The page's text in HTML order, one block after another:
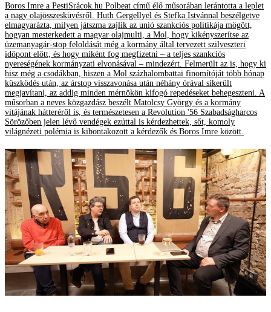
Boros Imre a PestiSrácok.hu Polbeat című élő műsorában lerántotta a leplet
a nagy olajösszesküvésről. Huth Gergellyel és Stefka Istvánnal beszélgetve
elmagyarázta, milyen játszma zajlik az unió szankciós politikája mögött,
hogyan mesterkedett a magyar olajmulti, a Mol, hogy kikényszerítse az
üzemanyagár-stop feloldását még a kormány által tervezett szilveszteri
időpont előtt, és hogy miként fog megfizetni – a teljes szankciós
nyereségének kormányzati elvonásával – mindezért. Felmerült az is, hogy ki
hisz még a csodákban, hiszen a Mol százhalombattai finomítóját több hónap
küszködés után, az árstop visszavonása után néhány órával sikerült
megjavítani, az addig minden mérnökön kifogó repedéseket behegeszteni. A
műsorban a neves közgazdász beszélt Matolcsy György és a kormány
vitájának hátteréről is, és természetesen a Revolution '56 Szabadságharcos
Sörözőben jelen lévő vendégek ezúttal is kérdezhettek, sőt, komoly
világnézeti polémia is kibontakozott a kérdezők és Boros Imre között.